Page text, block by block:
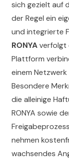
sich gezielt auf
der Regel ein
und integrierte
RONYAverfolgt
Plattform
einem
Besondere
die alleinige
RONYA sowie
nehmen
wachsendes